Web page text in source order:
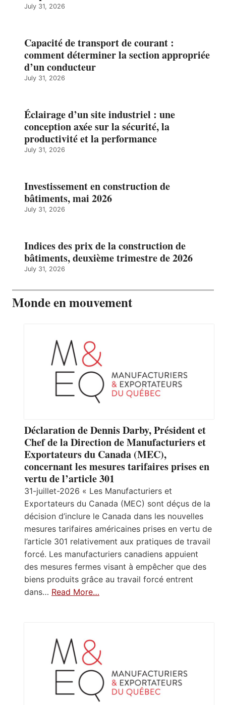
July 31, 2026
Capacité de transport de courant :
comment déterminer la section appropriée
d’un conducteur
July 31, 2026
Éclairage d’un site industriel : une
conception axée sur la sécurité, la
productivité et la performance
July 31, 2026
Investissement en construction de
bâtiments, mai 2026
July 31, 2026
Indices des prix de la construction de
bâtiments, deuxième trimestre de 2026
July 31, 2026
Monde en mouvement
Déclaration de Dennis Darby, Président et
Chef de la Direction de Manufacturiers et
Exportateurs du Canada (MEC),
concernant les mesures tarifaires prises en
vertu de l’article 301
31-juillet-2026 « Les Manufacturiers et
Exportateurs du Canada (MEC) sont déçus de la
décision d’inclure le Canada dans les nouvelles
mesures tarifaires américaines prises en vertu de
l’article 301 relativement aux pratiques de travail
forcé. Les manufacturiers canadiens appuient
des mesures fermes visant à empêcher que des
biens produits grâce au travail forcé entrent
dans… Read More…